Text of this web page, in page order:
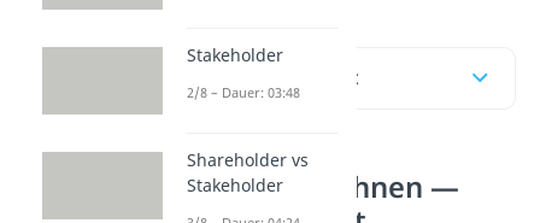
Inhaltsübersicht
Umsatz berechnen —
Stakeholder
2/8 – Dauer: 03:48
Shareholder vs
Stakeholder